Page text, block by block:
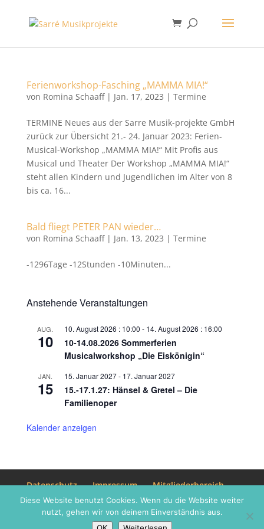
Ferienworkshop-Fasching „MAMMA MIA!“
von Romina Schaaff| Jan. 17, 2023 | Termine
TERMINE Neues aus der Sarre Musik-projekte GmbH
zurück zur Übersicht 21.- 24. Januar 2023: Ferien-
Musical-Workshop „MAMMA MIA!“ Mit Profis aus
Musical und Theater Der Workshop „MAMMA MIA!“
steht allen Kindern und Jugendlichen im Alter von 8
bis ca. 16...
Bald fliegt PETER PAN wieder…
von Romina Schaaff| Jan. 13, 2023 | Termine
-1296Tage -12Stunden -10Minuten...
Anstehende Veranstaltungen
AUG.
10
10. August 2026 : 10:00 - 14. August 2026 : 16:00
10-14.08.2026 Sommerferien
Musicalworkshop „Die Eiskönigin“
JAN.
15
15. Januar 2027- 17. Januar 2027
15.-17.1.27: Hänsel & Gretel – Die
Familienoper
Kalender anzeigen
Datenschutz Impressum Mitgliederbereich
Diese Website benutzt Cookies. Wenn du die Website weiter
nutzt, gehen wir von deinem Einverständnis aus.